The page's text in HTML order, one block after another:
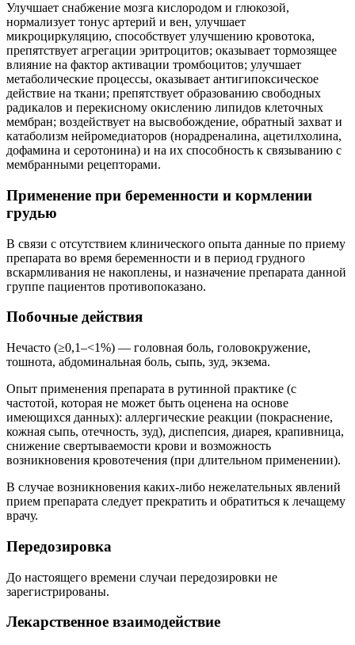
Улучшает снабжение мозга кислородом и глюкозой,
нормализует тонус артерий и вен, улучшает
микроциркуляцию, способствует улучшению кровотока,
препятствует агрегации эритроцитов; оказывает тормозящее
влияние на фактор активации тромбоцитов; улучшает
метаболические процессы, оказывает антигипоксическое
действие на ткани; препятствует образованию свободных
радикалов и перекисному окислению липидов клеточных
мембран; воздействует на высвобождение, обратный захват и
катаболизм нейромедиаторов (норадреналина, ацетилхолина,
дофамина и серотонина) и на их способность к связыванию с
мембранными рецепторами.
Применение при беременности и кормлении
грудью
В связи с отсутствием клинического опыта данные по приему
препарата во время беременности и в период грудного
вскармливания не накоплены, и назначение препарата данной
группе пациентов противопоказано.
Побочные действия
Нечасто (≥0,1–<1%) — головная боль, головокружение,
тошнота, абдоминальная боль, сыпь, зуд, экзема.
Опыт применения препарата в рутинной практике (с
частотой, которая не может быть оценена на основе
имеющихся данных): аллергические реакции (покраснение,
кожная сыпь, отечность, зуд), диспепсия, диарея, крапивница,
снижение свертываемости крови и возможность
возникновения кровотечения (при длительном применении).
В случае возникновения каких-либо нежелательных явлений
прием препарата следует прекратить и обратиться к лечащему
врачу.
Передозировка
До настоящего времени случаи передозировки не
зарегистрированы.
Лекарственное взаимодействие